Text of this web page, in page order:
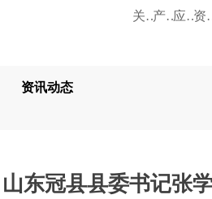
关于我们 产品中心 应用领域
山东冠县县委书记张
资讯动态